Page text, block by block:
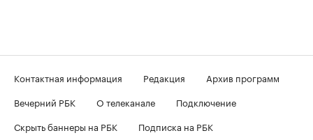
Контактная информация Редакция
Архив программ
Вечерний РБК
О телеканале
Подключение
Скрыть баннеры на РБК
Подписка на РБК